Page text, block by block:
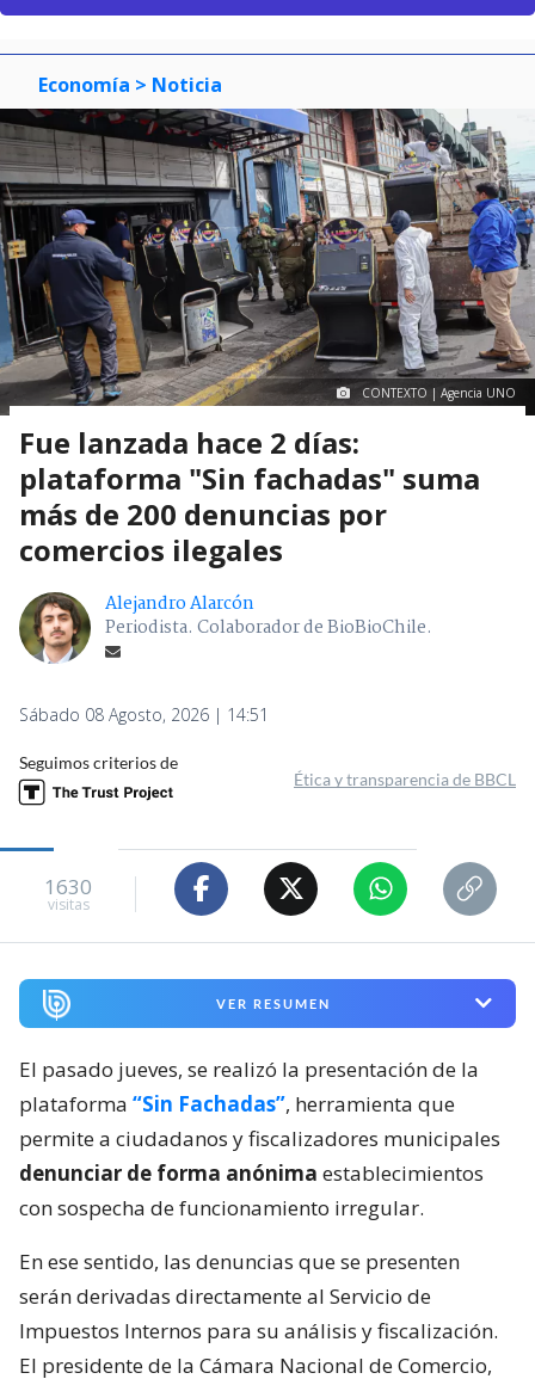
Economía > Noticia
CONTEXTO | Agencia UNO
Fue lanzada hace 2 días:
plataforma "Sin fachadas" suma
más de 200 denuncias por
comercios ilegales
Alejandro Alarcón
Periodista. Colaborador de BioBioChile.
Sábado 08 Agosto, 2026 | 14:51
Seguimos criterios de
Ética y transparencia de BBCL
1630
visitas
VER RESUMEN
El pasado jueves, se realizó la presentación de la
plataforma “Sin Fachadas”, herramienta que
permite a ciudadanos y fiscalizadores municipales
denunciar de forma anónima establecimientos
con sospecha de funcionamiento irregular.
En ese sentido, las denuncias que se presenten
serán derivadas directamente al Servicio de
Impuestos Internos para su análisis y fiscalización.
El presidente de la Cámara Nacional de Comercio,